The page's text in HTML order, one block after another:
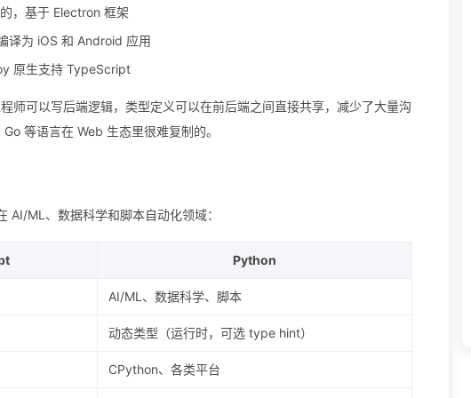
，基于 Electron 框架
译为 iOS 和 Android 应用
原生支持 TypeScript
师可以写后端逻辑，类型定义可以在前后端之间直接共享，减少了大量沟
等语言在 Web 生态里很难复制的。
ML、数据科学和脚本自动化领域：
Python
AI/ML、数据科学、脚本
动态类型（运行时，可选 type hint）
CPython、各类平台